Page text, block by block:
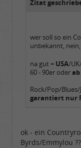
Zitat
wer soll so ein
unbekannt,
na gut = USA/
60 - 90er oder
Rock/Pop/Blues/
garantiert nur
ok - ein
Byrds/Emmylou ??